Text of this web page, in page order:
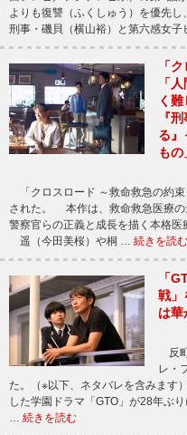
よりも復讐（ふくしゅう）を優先
刑事・磯貝（横山裕）と第六感女
「
「
く
『
る』
もの
「クロスロード ～救命救急の約
された。 本作は、救命救急医療の
警察官らの正義と成長を描く本格医
遥（今田美桜）や桐 … 続きを読む
「
戦」
は華
反
レ・
た。（※以下、ネタバレを含みま
した学園ドラマ「GTO」が28年ぶ
… 続きを読む